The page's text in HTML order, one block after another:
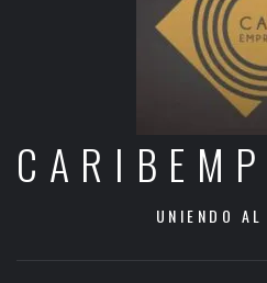
UNIENDO